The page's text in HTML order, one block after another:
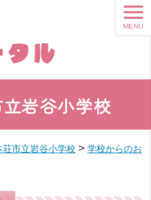
岩谷小学校
MENU
荘市立岩谷小学校 >学校からのお